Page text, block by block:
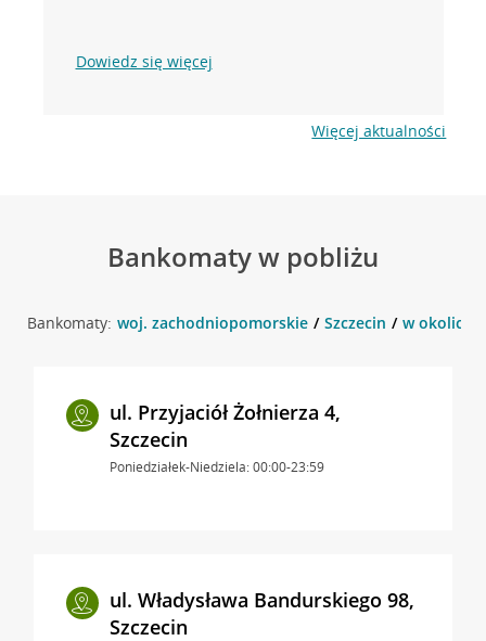
Dowiedz się więcej
Więcej aktualności
Bankomaty w pobliżu
Bankomaty: woj. zachodniopomorskie Szczecin w okolicy
ul. Przyjaciół Żołnierza 4,
Szczecin
Poniedziałek-Niedziela: 00:00-23:59
ul. Władysława Bandurskiego 98,
Szczecin